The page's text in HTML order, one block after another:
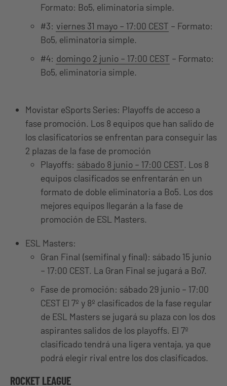
Formato: Bo5, eliminatoria simple.
#3: viernes 31 mayo – 17:00 CEST – Formato:
Bo5, eliminatoria simple.
#4: domingo 2 junio – 17:00 CEST – Formato:
Bo5, eliminatoria simple.
Movistar eSports Series: Playoffs de acceso a
fase promoción. Los 8 equipos que han salido de
los clasificatorios se enfrentan para conseguir las
2 plazas de la fase de promoción
Playoffs: sábado 8 junio – 17:00 CEST. Los 8
equipos clasificados se enfrentarán en un
formato de doble eliminatoria a Bo5. Los dos
mejores equipos llegarán a la fase de
promoción de ESL Masters.
ESL Masters:
Gran Final (semifinal y final): sábado 15 junio
– 17:00 CEST. La Gran Final se jugará a Bo7.
Fase de promoción: sábado 29 junio – 17:00
CEST El 7º y 8º clasificados de la fase regular
de ESL Masters se jugará su plaza con los dos
aspirantes salidos de los playoffs. El 7º
clasificado tendrá una ligera ventaja, ya que
podrá elegir rival entre los dos clasificados.
ROCKET LEAGUE